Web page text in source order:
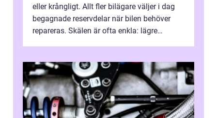
eller krångligt. Allt fler bilägare väljer i dag
begagnade reservdelar när bilen behöver
repareras. Skälen är ofta enkla: lägre